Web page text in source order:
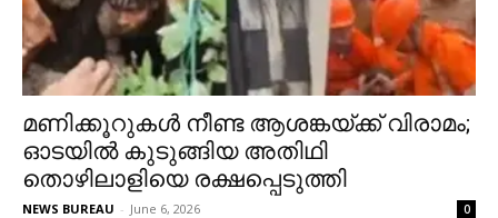
മണിക്കൂറുകള്‍ നീണ്ട ആശങ്കയ്ക്ക് വിരാമം;
ഓടയില്‍ കുടുങ്ങിയ അതിഥി
തൊഴിലാളിയെ രക്ഷപ്പെടുത്തി
NEWS BUREAU - June 6, 2026 0